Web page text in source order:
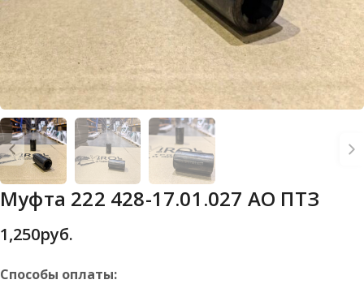
Муфта 222 428-17.01.027 АО ПТЗ
1,250руб.
Способы оплаты: